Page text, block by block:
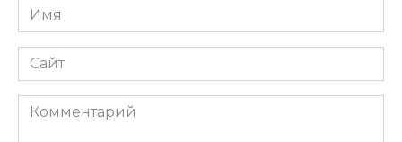
Имя
*
Сайт
Комментарий